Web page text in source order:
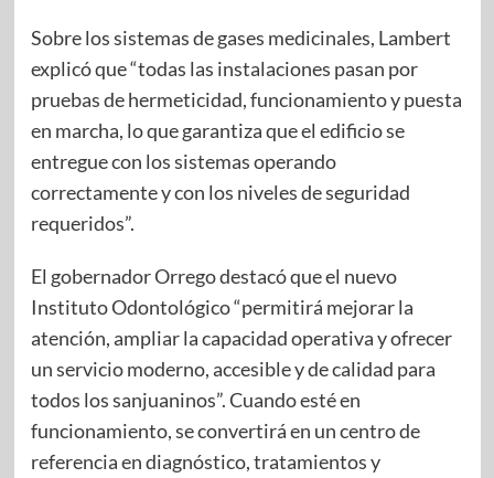
Sobre los sistemas de gases medicinales, Lambert
explicó que “todas las instalaciones pasan por
pruebas de hermeticidad, funcionamiento y puesta
en marcha, lo que garantiza que el edificio se
entregue con los sistemas operando
correctamente y con los niveles de seguridad
requeridos”.
El gobernador Orrego destacó que el nuevo
Instituto Odontológico “permitirá mejorar la
atención, ampliar la capacidad operativa y ofrecer
un servicio moderno, accesible y de calidad para
todos los sanjuaninos”. Cuando esté en
funcionamiento, se convertirá en un centro de
referencia en diagnóstico, tratamientos y